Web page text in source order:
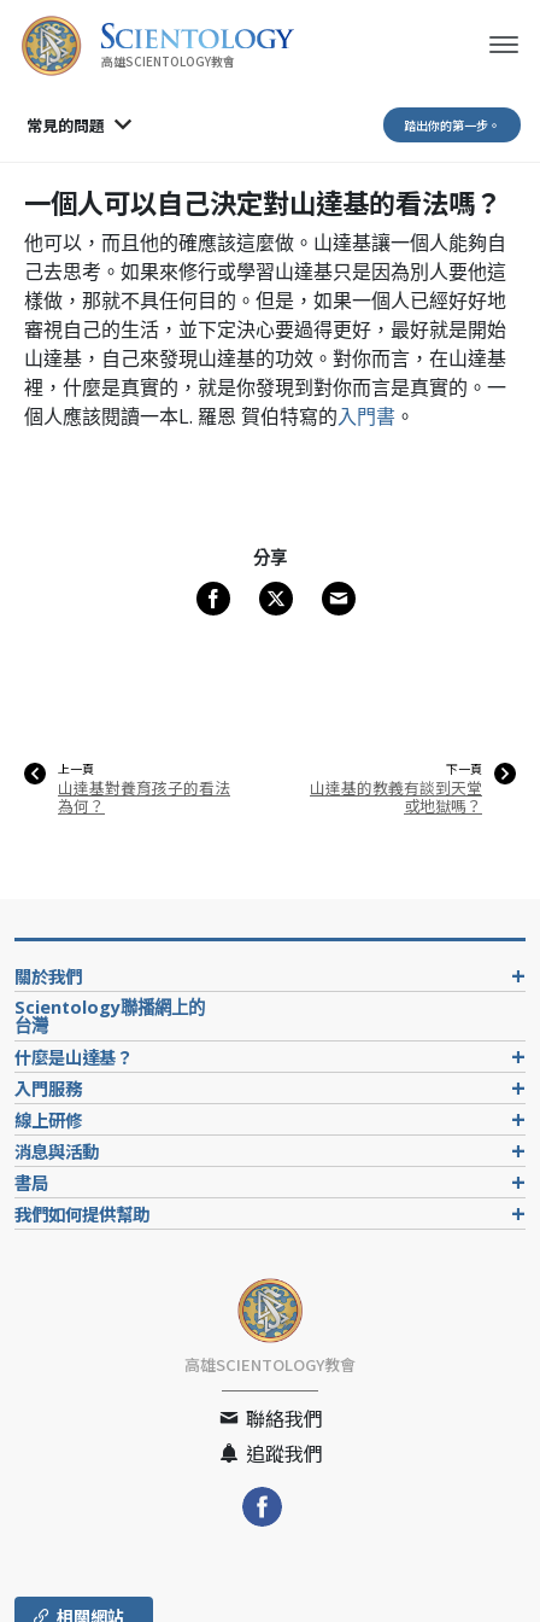
高雄SCIENTOLOGY教會
常見的問題 踏出你的第一步。
一個人可以自己決定對山達基的看法嗎？
他可以，而且他的確應該這麼做。山達基讓一個人能夠自
己去思考。如果來修行或學習山達基只是因為別人要他這
樣做，那就不具任何目的。但是，如果一個人已經好好地
審視自己的生活，並下定決心要過得更好，最好就是開始
山達基，自己來發現山達基的功效。對你而言，在山達基
裡，什麼是真實的，就是你發現到對你而言是真實的。一
個人應該閱讀一本L. 羅恩 賀伯特寫的入門書 。
分享
上一頁
山達基對養育孩子的看法
為何？
下一頁
山達基的教義有談到天堂
或地獄嗎？
關於我們
Scientology聯播網上的
台灣
什麼是山達基？
入門服務
線上研修
消息與活動
書局
我們如何提供幫助
高雄SCIENTOLOGY教會
聯絡我們
追蹤我們
相關網站